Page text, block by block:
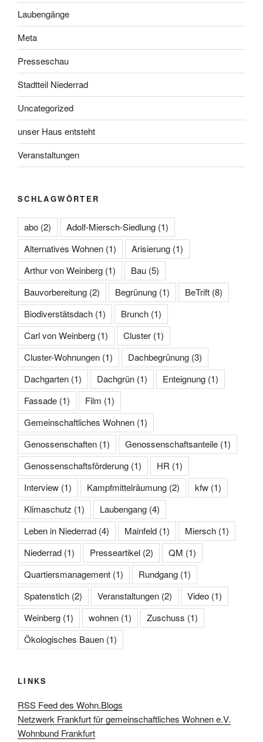
Laubengänge
Meta
Presseschau
Stadtteil Niederrad
Uncategorized
unser Haus entsteht
Veranstaltungen
SCHLAGWÖRTER
abo (2) Adolf-Miersch-Siedlung (1)
Alternatives Wohnen (1) Arisierung (1)
Arthur von Weinberg (1) Bau (5)
Bauvorbereitung (2) Begrünung (1) BeTrift (8)
Biodiverstätsdach (1) Brunch (1)
Carl von Weinberg (1) Cluster (1)
Cluster-Wohnungen (1) Dachbegrünung (3)
Dachgarten (1) Dachgrün (1) Enteignung (1)
Fassade (1) Film (1)
Gemeinschaftliches Wohnen (1)
Genossenschaften (1) Genossenschaftsanteile (1)
Genossenschaftsförderung (1) HR (1)
Interview (1) Kampfmittelräumung (2) kfw (1)
Klimaschutz (1) Laubengang (4)
Leben in Niederrad (4) Mainfeld (1) Miersch (1)
Niederrad (1) Presseartikel (2) QM (1)
Quartiersmanagement (1) Rundgang (1)
Spatenstich (2) Veranstaltungen (2) Video (1)
Weinberg (1) wohnen (1) Zuschuss (1)
Ökologisches Bauen (1)
LINKS
RSS Feed des Wohn.Blogs
Netzwerk Frankfurt für gemeinschaftliches Wohnen e.V.
Wohnbund Frankfurt